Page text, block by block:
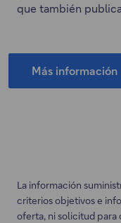
que también
Más información
Este
nueva
pestaña.
La información
criterios objetivos e
oferta, ni solicitud